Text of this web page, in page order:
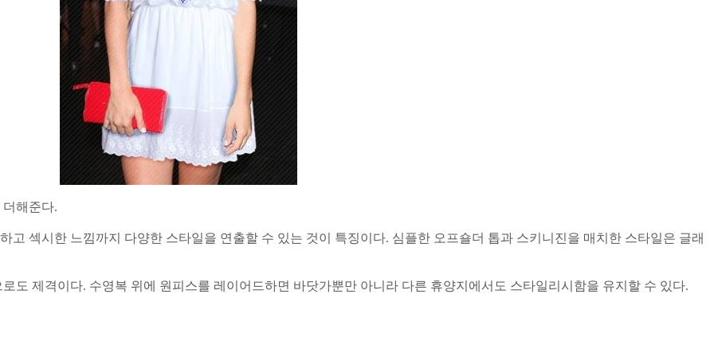
해준다.
고 섹시한 느낌까지 다양한 스타일을 연출할 수 있는 것이 특징이다. 심플한 오프숄더 톱과 스키니진을 매치한 스타일은 글래
도 제격이다. 수영복 위에 원피스를 레이어드하면 바닷가뿐만 아니라 다른 휴양지에서도 스타일리시함을 유지할 수 있다.